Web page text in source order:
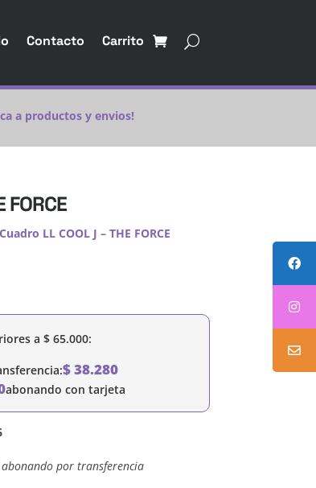
Contacto Carrito
a productos y envios!
FORCE
LL COOL J – THE FORCE
a $65.000:
$38.280
abonando con tarjeta
abonando por transferencia